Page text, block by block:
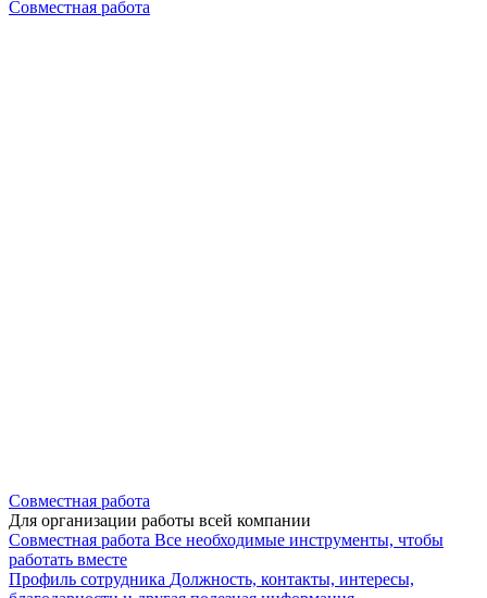
Совместная работа
Совместная работа
Для организации работы всей компании
Совместная работа Все необходимые инструменты, чтобы
работать вместе
Профиль сотрудника Должность, контакты, интересы,